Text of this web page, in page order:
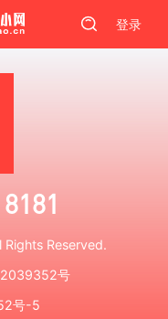
登录
Rights Reserved.
号
号-5